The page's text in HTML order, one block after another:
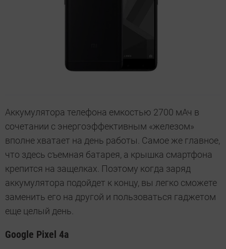
Аккумулятора телефона емкостью 2700 мАч в
сочетании с энергоэффективным «железом»
вполне хватает на день работы. Самое же главное,
что здесь съемная батарея, а крышка смартфона
крепится на защелках. Поэтому когда заряд
аккумулятора подойдет к концу, вы легко сможете
заменить его на другой и пользоваться гаджетом
еще целый день.
Google Pixel 4a